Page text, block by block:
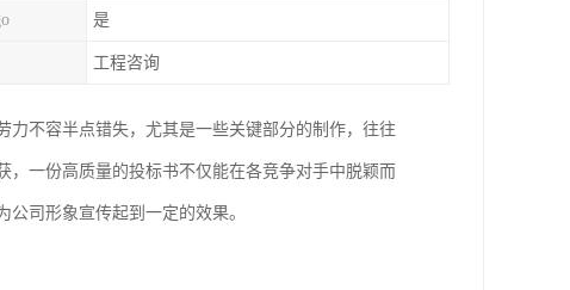
是
工程咨询
不容半点错失，尤其是一些关键部分的制作，往往
一份高质量的投标书不仅能在各竞争对手中脱颖而
司形象宣传起到一定的效果。